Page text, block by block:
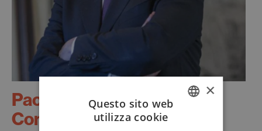
Paolo
Conti
×
Questo sito web
utilizza cookie